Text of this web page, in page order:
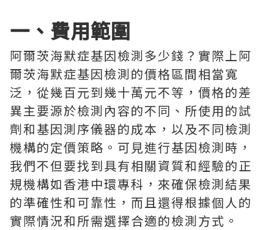
一、費用範圍
阿爾茨海默症基因檢測多少錢？實際上阿
爾茨海默症基因檢測的價格區間相當寬
泛，從幾百元到幾十萬元不等，價格的差
異主要源於檢測內容的不同、所使用的試
劑和基因測序儀器的成本，以及不同檢測
機構的定價策略。可見進行基因檢測時，
我們不但要找到具有相關資質和經驗的正
規機構如香港中環專科，來確保檢測結果
的準確性和可靠性，而且還得根據個人的
實際情況和所需選擇合適的檢測方式。